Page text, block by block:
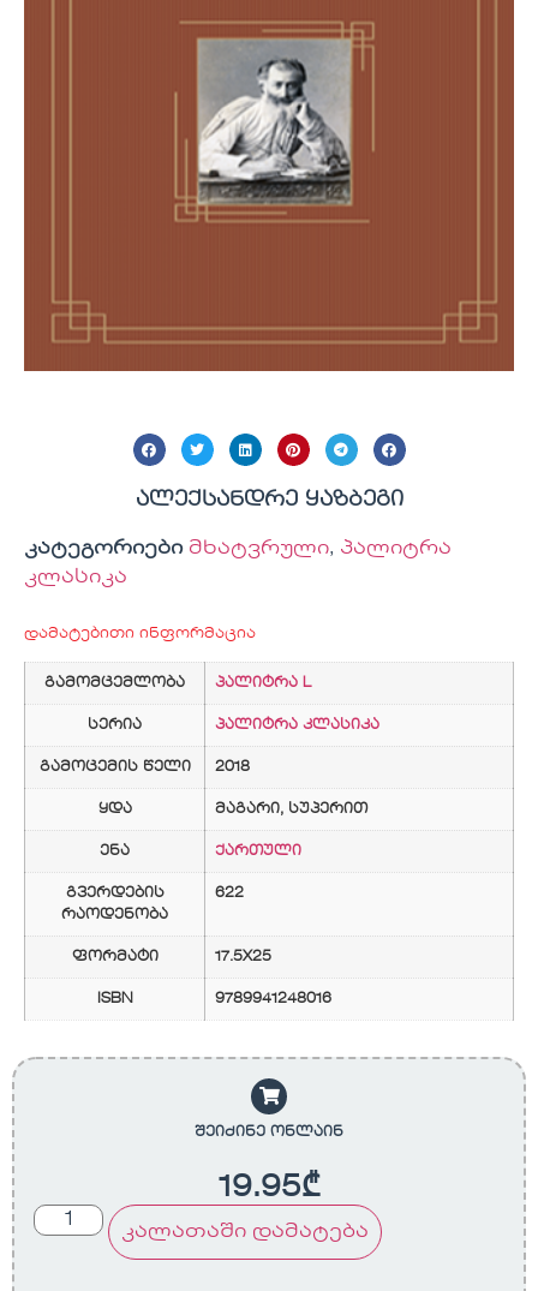
ალექსანდრე ყაზბეგი
კატეგორიები მხატვრული, პალიტრა
კლასიკა
დამატებითი ინფორმაცია
გამომცემლობა პალიტრა L
სერია პალიტრა კლასიკა
გამოცემის წელი 2018
ყდა მაგარი, სუპერით
ენა ქართული
გვერდების
რაოდენობა
622
ფორმატი 17.5X25
ISBN 9789941248016
შეიძინე ონლაინ
19.95₾
კალათაში დამატება